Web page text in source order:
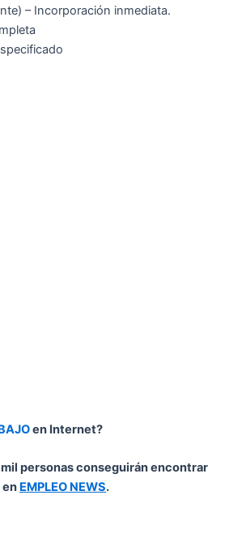
– Incorporación inmediata.
en Internet?
mil personas conseguirán encontrar
en EMPLEO NEWS.